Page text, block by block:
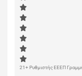
21+ Ρυθμιστής ΕΕΕΠ